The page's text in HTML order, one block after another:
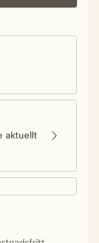
aktuellt